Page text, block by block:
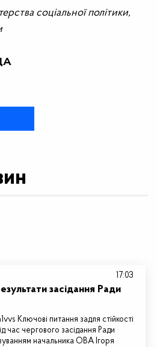
соціальної політики,
засідання Ради
Ключові питання задля стійкості
час чергового засідання Ради
начальника ОВА Ігоря
17:03